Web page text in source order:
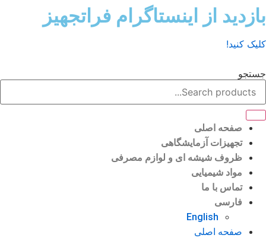
از اینستاگرام فراتجهیز
کنید!
صفحه اصلی
تجهیزات آزمایشگاهی
ظروف شیشه ای و لوازم مصرفی
مواد شیمیایی
تماس با ما
فارسی
English
صفحه اصلی